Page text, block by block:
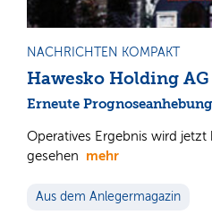
NACHRICHTEN KOMPAKT
Hawesko Holding AG
Erneute Prognoseanhebung
Operatives Ergebnis wird jetzt
gesehen mehr
Aus dem Anlegermagazin